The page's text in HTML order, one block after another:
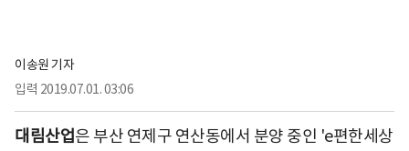
이송원 기자
입력 2019.07.01. 03:06
대림산업은 부산 연제구 연산동에서 분양 중인 'e편한세상